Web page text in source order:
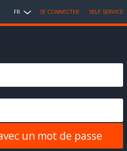
FR SE CONNECTER SELF SERVICE